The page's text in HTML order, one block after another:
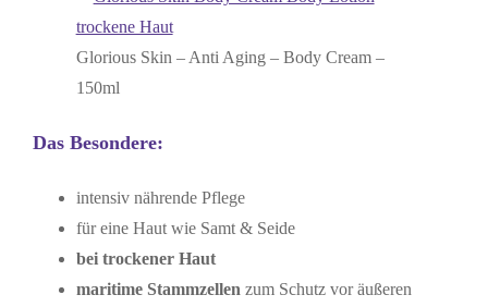
Glorious Skin – Anti Aging – Body Cream –
150ml
Das Besondere:
intensiv nährende Pflege
für eine Haut wie Samt & Seide
bei trockener Haut
maritime Stammzellen zum Schutz vor äußeren